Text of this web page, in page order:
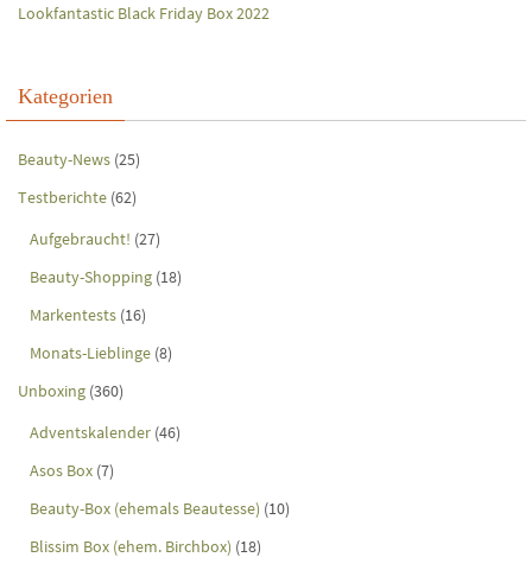
Lookfantastic Black Friday Box 2022
Kategorien
Beauty-News (25)
Testberichte (62)
Aufgebraucht! (27)
Beauty-Shopping (18)
Markentests (16)
Monats-Lieblinge (8)
Unboxing (360)
Adventskalender (46)
Asos Box (7)
Beauty-Box (ehemals Beautesse) (10)
Blissim Box (ehem. Birchbox) (18)